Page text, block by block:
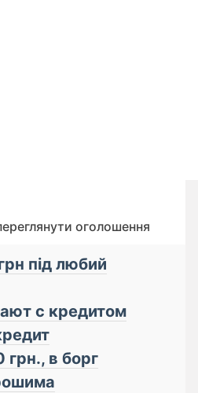
оголошення
під любий
с кредитом
грн., в борг